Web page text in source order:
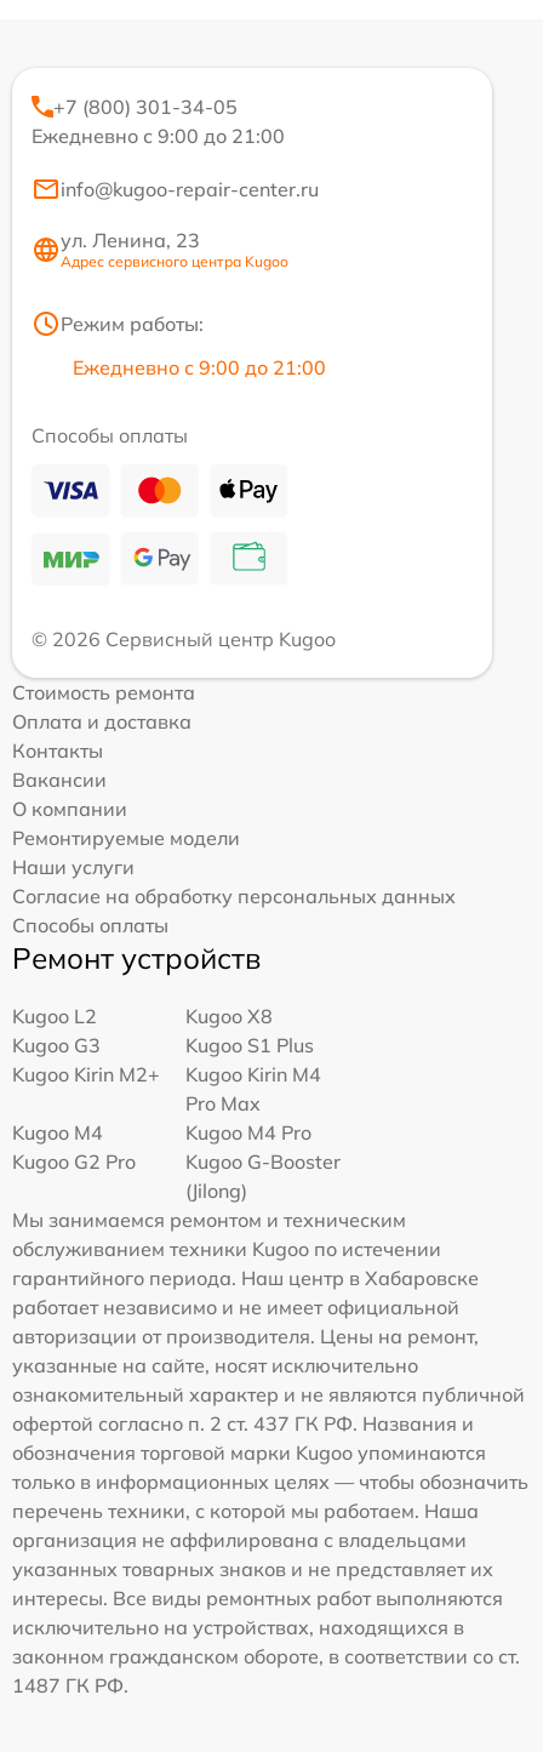
+7 (800) 301-34-05
Ежедневно с 9:00 до 21:00
info@kugoo-repair-center.ru
ул. Ленина, 23
Адрес сервисного центра Kugoo
Режим работы:
Ежедневно с 9:00 до 21:00
Способы оплаты
© 2026 Сервисный центр Kugoo
Стоимость ремонта
Оплата и доставка
Контакты
Вакансии
О компании
Ремонтируемые модели
Наши услуги
Согласие на обработку персональных данных
Способы оплаты
Ремонт устройств
Kugoo L2
Kugoo X8
Kugoo G3
Kugoo S1 Plus
Kugoo Kirin M2+
Kugoo Kirin M4
Pro Max
Kugoo M4
Kugoo M4 Pro
Kugoo G2 Pro
Kugoo G-Booster
(Jilong)
Мы занимаемся ремонтом и техническим
обслуживанием техники Kugoo по истечении
гарантийного периода. Наш центр в Хабаровске
работает независимо и не имеет официальной
авторизации от производителя. Цены на ремонт,
указанные на сайте, носят исключительно
ознакомительный характер и не являются публичной
офертой согласно п. 2 ст. 437 ГК РФ. Названия и
обозначения торговой марки Kugoo упоминаются
только в информационных целях — чтобы обозначить
перечень техники, с которой мы работаем. Наша
организация не аффилирована с владельцами
указанных товарных знаков и не представляет их
интересы. Все виды ремонтных работ выполняются
исключительно на устройствах, находящихся в
законном гражданском обороте, в соответствии со ст.
1487 ГК РФ.